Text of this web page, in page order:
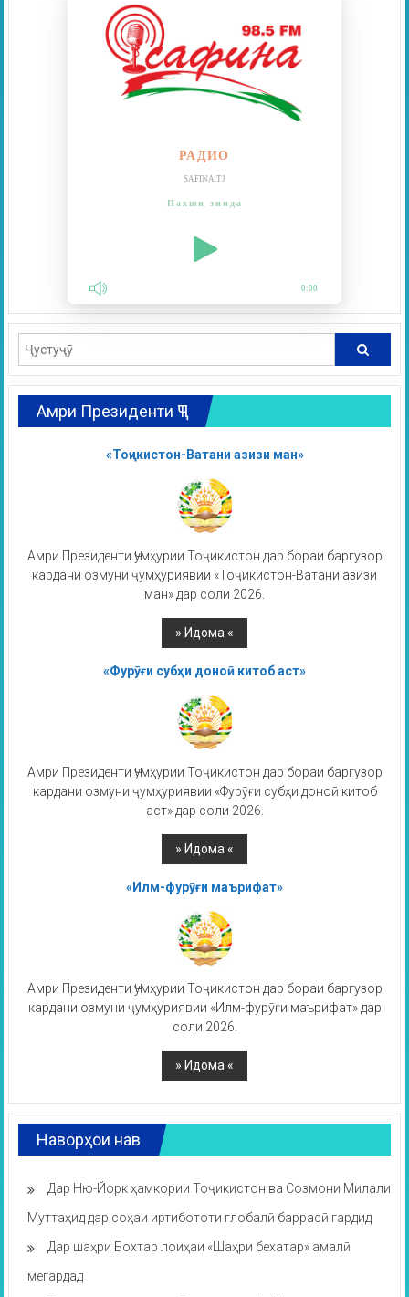
РАДИО
SAFINA.TJ
Пахши зинда
0:00
Амри Президенти ҶТ
«Тоҷикистон-Ватани азизи ман»
Амри Президенти Ҷумҳурии Тоҷикистон дар бораи баргузор
кардани озмуни ҷумҳуриявии «Тоҷикистон-Ватани азизи
ман» дар соли 2026.
«Фурӯғи субҳи доноӣ китоб аст»
Амри Президенти Ҷумҳурии Тоҷикистон дар бораи баргузор
кардани озмуни ҷумҳуриявии «Фурӯғи субҳи доноӣ китоб
аст» дар соли 2026.
«Илм-фурӯғи маърифат»
Амри Президенти Ҷумҳурии Тоҷикистон дар бораи баргузор
кардани озмуни ҷумҳуриявии «Илм-фурӯғи маърифат» дар
соли 2026.
Наворҳои нав
Дар Ню-Йорк ҳамкории Тоҷикистон ва Созмони Милали
Муттаҳид дар соҳаи иртибототи глобалӣ баррасӣ гардид
Дар шаҳри Бохтар лоиҳаи «Шаҳри бехатар» амалӣ
мегардад